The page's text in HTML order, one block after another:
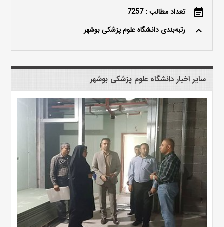
event_note تعداد مطالب : 7257
keyboard_arrow_up رتبه‌بندی دانشگاه علوم پزشکی بوشهر
سایر اخبار دانشگاه علوم پزشکی بوشهر